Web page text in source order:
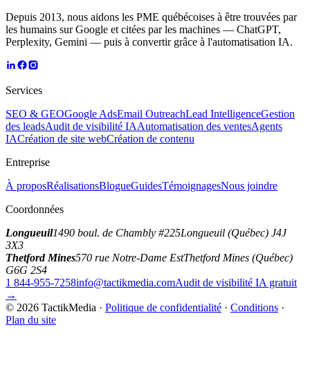
Depuis 2013, nous aidons les PME québécoises à être trouvées par
les humains sur Google et citées par les machines — ChatGPT,
Perplexity, Gemini — puis à convertir grâce à l'automatisation IA.
Services
SEO & GEOGoogle AdsEmail OutreachLead IntelligenceGestion
des leadsAudit de visibilité IAAutomatisation des ventesAgents
IACréation de site webCréation de contenu
Entreprise
À proposRéalisationsBlogueGuidesTémoignagesNous joindre
Coordonnées
Longueuil1490 boul. de Chambly #225Longueuil (Québec) J4J
3X3
Thetford Mines570 rue Notre-Dame EstThetford Mines (Québec)
G6G 2S4
1 844-955-7258info@tactikmedia.comAudit de visibilité IA gratuit
→
© 2026 TactikMedia · Politique de confidentialité · Conditions ·
Plan du site